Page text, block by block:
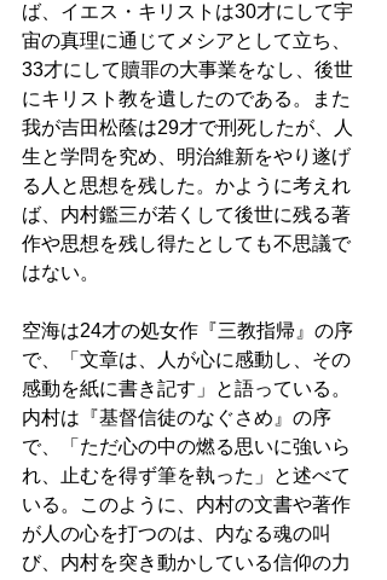
ば、イエス・キリストは30才にして宇
宙の真理に通じてメシアとして立ち、
33才にして贖罪の大事業をなし、後世
にキリスト教を遺したのである。また
我が吉田松蔭は29才で刑死したが、人
生と学問を究め、明治維新をやり遂げ
る人と思想を残した。かように考えれ
ば、内村鑑三が若くして後世に残る著
作や思想を残し得たとしても不思議で
はない。
空海は24才の処女作『三教指帰』の序
で、「文章は、人が心に感動し、その
感動を紙に書き記す」と語っている。
内村は『基督信徒のなぐさめ』の序
で、「ただ心の中の燃る思いに強いら
れ、止むを得ず筆を執った」と述べて
いる。このように、内村の文書や著作
が人の心を打つのは、内なる魂の叫
び、内村を突き動かしている信仰の力